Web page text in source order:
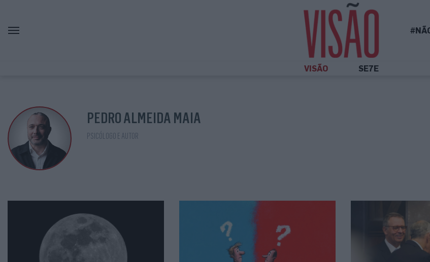
VISÃO SE7E
PEDRO ALMEIDA MAIA
PSICÓLOGO E AUTOR